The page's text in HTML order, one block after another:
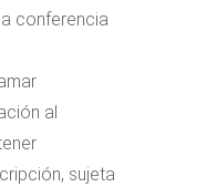
conferencia
al
sujeta